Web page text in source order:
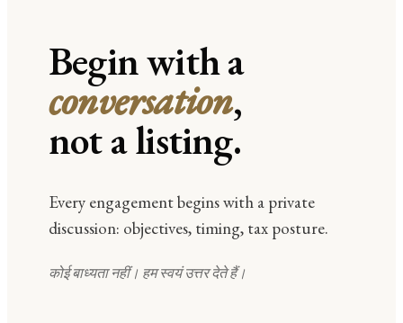
Begin with a
conversation,
not a listing.
Every engagement begins with a private
discussion: objectives, timing, tax posture.
कोई बाध्यता नहीं। हम स्वयं उत्तर देते हैं।